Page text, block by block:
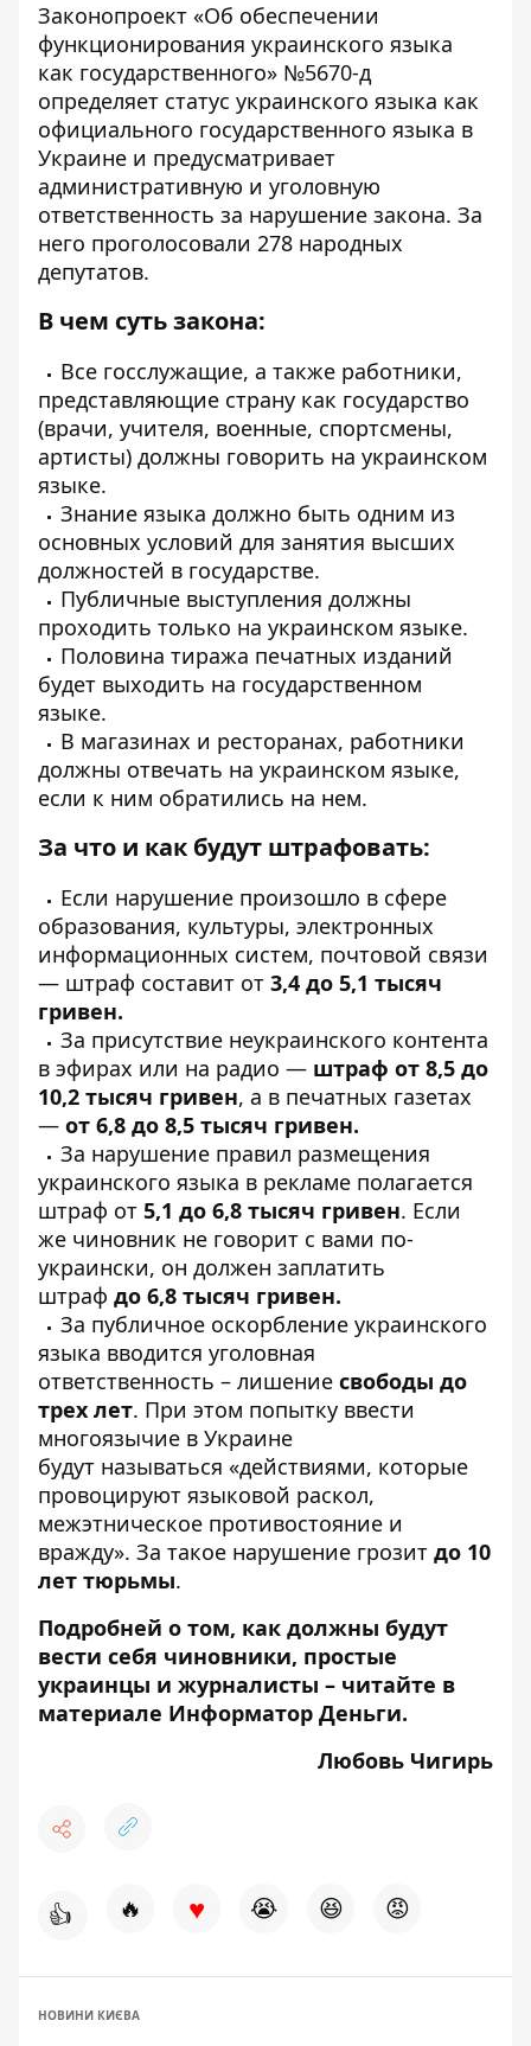
Законопроект «Об обеспечении
функционирования украинского языка
как государственного» №5670-д
определяет статус украинского языка как
официального государственного языка в
Украине и предусматривает
административную и уголовную
ответственность за нарушение закона. За
него проголосовали 278 народных
депутатов.
В чем суть закона:
Все госслужащие, а также работники,
представляющие страну как государство
(врачи, учителя, военные, спортсмены,
артисты) должны говорить на украинском
языке.
Знание языка должно быть одним из
основных условий для занятия высших
должностей в государстве.
Публичные выступления должны
проходить только на украинском языке.
Половина тиража печатных изданий
будет выходить на государственном
языке.
В магазинах и ресторанах, работники
должны отвечать на украинском языке,
если к ним обратились на нем.
За что и как будут штрафовать:
Если нарушение произошло в сфере
образования, культуры, электронных
информационных систем, почтовой связи
— штраф составит от 3,4 до 5,1 тысяч
гривен.
За присутствие неукраинского контента
в эфирах или на радио — штраф от 8,5 до
10,2 тысяч гривен, а в печатных газетах
— от 6,8 до 8,5 тысяч гривен.
За нарушение правил размещения
украинского языка в рекламе полагается
штраф от 5,1 до 6,8 тысяч гривен. Если
же чиновник не говорит с вами по-
украински, он должен заплатить
штраф до 6,8 тысяч гривен.
За публичное оскорбление украинского
языка вводится уголовная
ответственность – лишение свободы до
трех лет. При этом попытку ввести
многоязычие в Украине
будут называться «действиями, которые
провоцируют языковой раскол,
межэтническое противостояние и
вражду». За такое нарушение грозит до 10
лет тюрьмы.
Подробней о том, как должны будут
вести себя чиновники, простые
украинцы и журналисты – читайте в
материале Информатор Деньги.
Любовь Чигирь
👍 🔥 ♥ 😭 😆 😡
НОВИНИ КИЄВА